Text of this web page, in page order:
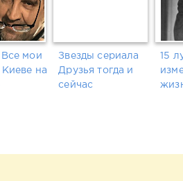
Все мои
Киеве на
Звезды сериала
Друзья тогда и
сейчас
15